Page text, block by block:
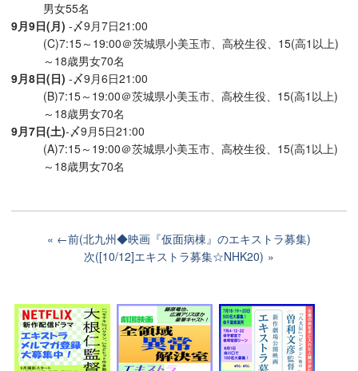
男女55名
9月9日(月) -〆9月7日21:00
(C)7:15～19:00＠茨城県小美玉市、高校生役、15(高1以上)
～18歳男女70名
9月8日(日) -〆9月6日21:00
(B)7:15～19:00＠茨城県小美玉市、高校生役、15(高1以上)
～18歳男女70名
9月7日(土)-〆9月5日21:00
(A)7:15～19:00＠茨城県小美玉市、高校生役、15(高1以上)
～18歳男女70名
←前(北九州◆映画『仮面病棟』のエキストラ募集)
次([10/12]エキストラ募集☆NHK20)